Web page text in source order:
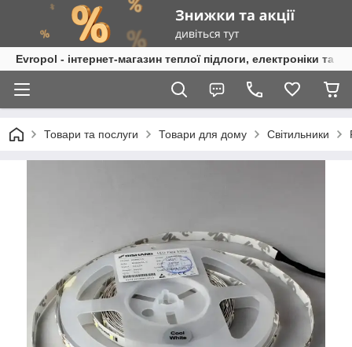
Evropol - інтернет-магазин теплої підлоги, електроніки та
Товари та послуги Товари для дому Світильники